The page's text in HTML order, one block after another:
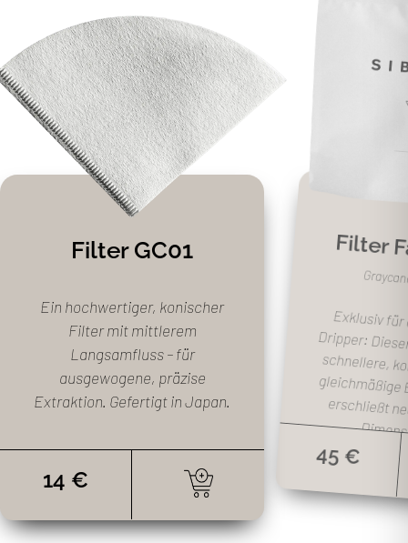
Filter GC01
Ein hochwertiger, konischer
Filter mit mittlerem
Langsamfluss – für
ausgewogene, präzise
Extraktion. Gefertigt in Japan.
14 €
Filter
Exklusiv
Dripper:
schnellere,
erschließt
45 €